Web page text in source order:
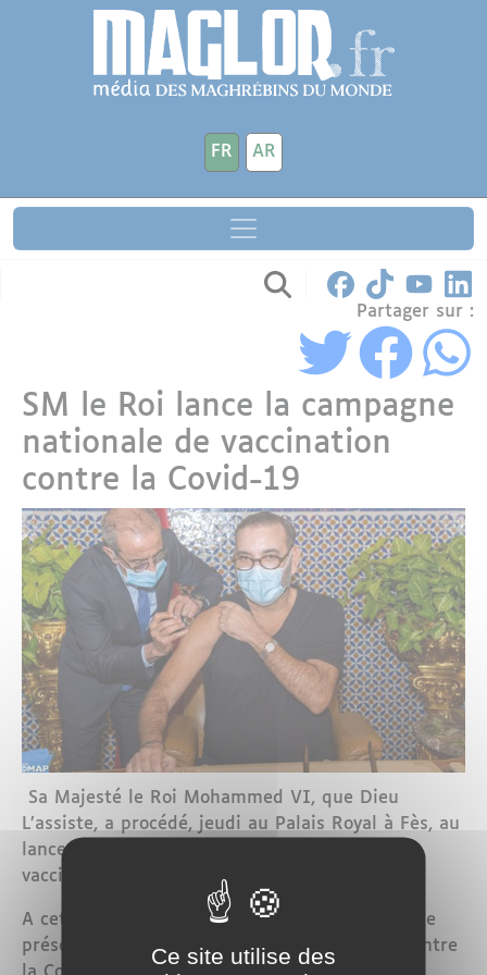
Aller au contenu principal
FR AR
Partager sur :
SM le Roi lance la campagne
nationale de vaccination
contre la Covid-19
Sa Majesté le Roi Mohammed VI, que Dieu
L’assiste, a procédé, jeudi au Palais Royal à Fès, au
lancement de la campagne nationale de
vaccination contre le virus de la Covid-19.
A cette occasion, Sa Majesté le Roi, que Dieu Le
préserve, a reçu la première dose du vaccin contre
Panneau de gestion des cookies
Ce site utilise des